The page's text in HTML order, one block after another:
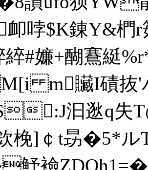
卹哱$K錬Y&
綷#嬚+醐鶱綎
m贜I磧抜'
:J汩逖q失
梚]￠t昮�5*ル
魣襝